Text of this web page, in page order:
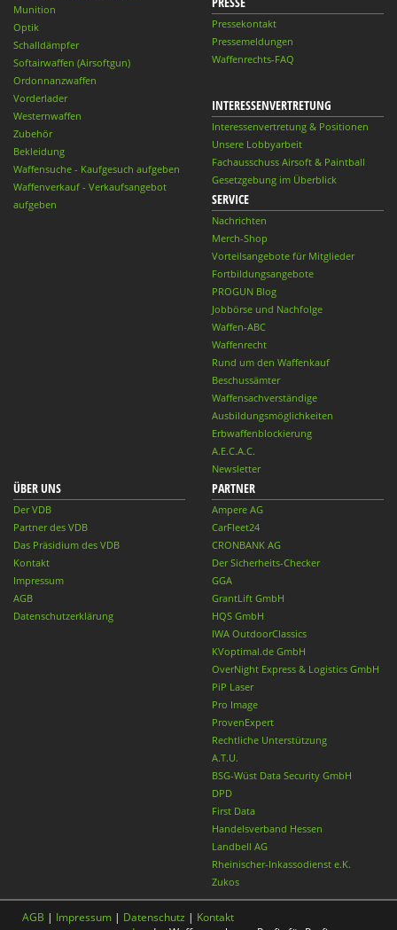
Munition
Optik
Schalldämpfer
Softairwaffen (Airsoftgun)
Ordonnanzwaffen
Vorderlader
Westernwaffen
Zubehör
Bekleidung
Waffensuche - Kaufgesuch aufgeben
Waffenverkauf - Verkaufsangebot
aufgeben
Pressekontakt
Pressemeldungen
Waffenrechts-FAQ
INTERESSENVERTRETUNG
Interessenvertretung & Positionen
Unsere Lobbyarbeit
Fachausschuss Airsoft & Paintball
Gesetzgebung im Überblick
SERVICE
Nachrichten
Merch-Shop
Vorteilsangebote für Mitglieder
Fortbildungsangebote
PROGUN Blog
Jobbörse und Nachfolge
Waffen-ABC
Waffenrecht
Rund um den Waffenkauf
Beschussämter
Waffensachverständige
Ausbildungsmöglichkeiten
Erbwaffenblockierung
A.E.C.A.C.
Newsletter
ÜBER UNS
Der VDB
Partner des VDB
Das Präsidium des VDB
Kontakt
Impressum
AGB
Datenschutzerklärung
PARTNER
Ampere AG
CarFleet24
CRONBANK AG
Der Sicherheits-Checker
GGA
GrantLift GmbH
HQS GmbH
IWA OutdoorClassics
KVoptimal.de GmbH
OverNight Express & Logistics GmbH
PiP Laser
Pro Image
ProvenExpert
Rechtliche Unterstützung
A.T.U.
BSG-Wüst Data Security GmbH
DPD
First Data
Handelsverband Hessen
Landbell AG
Rheinischer-Inkassodienst e.K.
Zukos
AGB | Impressum | Datenschutz | Kontakt